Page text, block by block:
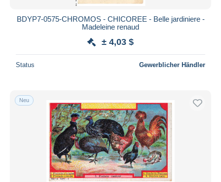
BDYP7-0575-CHROMOS - CHICOREE - Belle jardiniere -
Madeleine renaud
± 4,03 $
Status Gewerblicher Händler
Neu